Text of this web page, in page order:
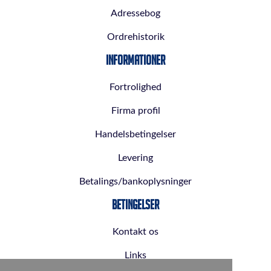
Adressebog
Ordrehistorik
Informationer
Fortrolighed
Firma profil
Handelsbetingelser
Levering
Betalings/bankoplysninger
Betingelser
Kontakt os
Links